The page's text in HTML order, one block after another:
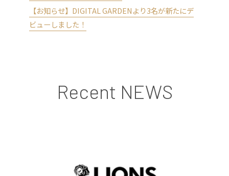
【お知らせ】DIGITAL GARDENより3名が新たにデ
ビューしました！
Recent NEWS